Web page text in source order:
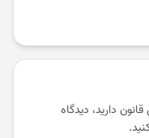
دارید، دیدگاه